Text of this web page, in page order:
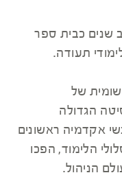
שנים כבית ספר
תעודה.
של
הגדולה
אקדמיה ראשונים
הלימוד, הפכו
הניהול.